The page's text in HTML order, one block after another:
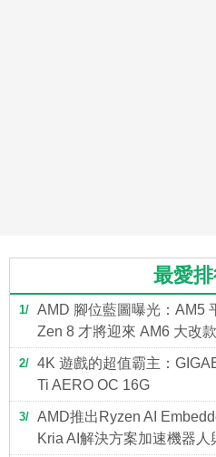
最愛
1
AMD 腳位藍圖曝光：AM5
Zen 8 才將迎來 AM6 大改款
2
4K 遊戲的超值霸主：
Ti AERO OC 16G
3
AMD推出Ryzen AI
Kria AI解決方案加速機器人